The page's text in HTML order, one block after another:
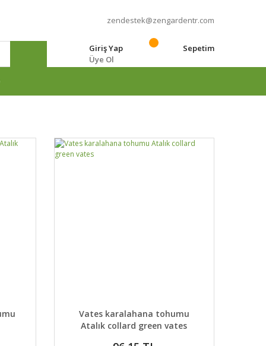
zendestek@zengardentr.com
Giriş Yap
Üye Ol
Sepetim
VER DETAYLAR GELİNCE HABER VER
Vates karalahana tohumu
Atalık collard green vates